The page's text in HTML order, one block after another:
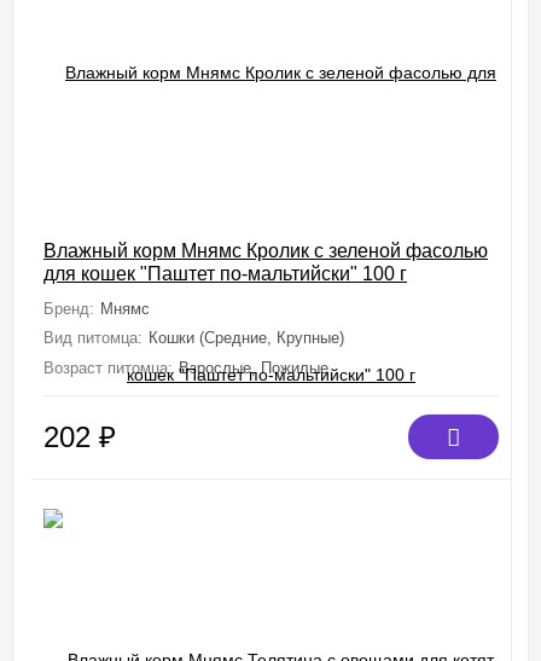
Влажный корм Мнямс Кролик с зеленой фасолью
для кошек "Паштет по-мальтийски" 100 г
Бренд: Мнямс
Вид питомца: Кошки (Средние, Крупные)
Возраст питомца: Взрослые, Пожилые
202 ₽